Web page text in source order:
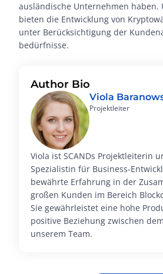
ausländische Unternehmen haben.
bieten die Entwicklung von
unter Berücksichtigung der
bedürfnisse.
Author Bio
Viola
Projektleiter
Viola ist SCANDs Projektleiterin
Spezialistin für Business-
bewährte Erfahrung in der
großen Kunden im Bereich
Sie gewährleistet eine hohe
positive Beziehung zwischen
unserem Team.